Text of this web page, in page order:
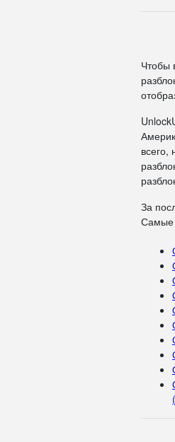
Чтобы
За
Самые